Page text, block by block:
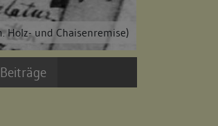
Holz- und Chaisenremise)